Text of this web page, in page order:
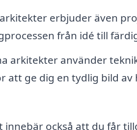
arkitekter erbjuder även
från idé till
arkitekter använder
att ge dig en tydlig bild
också att du får